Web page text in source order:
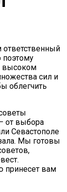
высоком
сил и
облегчить
от выбора
Севастополе
Мы готовы
принесет вам